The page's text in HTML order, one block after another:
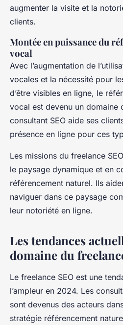
augmenter la visite et la
clients.
Montée en puissance du
vocal
Avec l’augmentation de
vocales et la nécessité pour
d’être visibles en ligne, le
vocal est devenu un domaine
consultant SEO aide ses
présence en ligne pour ces
Les missions du freelance
le paysage dynamique et en
référencement naturel. Ils
naviguer dans ce paysage
leur notoriété en ligne.
Les tendances
domaine du
Le freelance SEO est une
l’ampleur en 2024. Les
sont devenus des acteurs
stratégie référencement